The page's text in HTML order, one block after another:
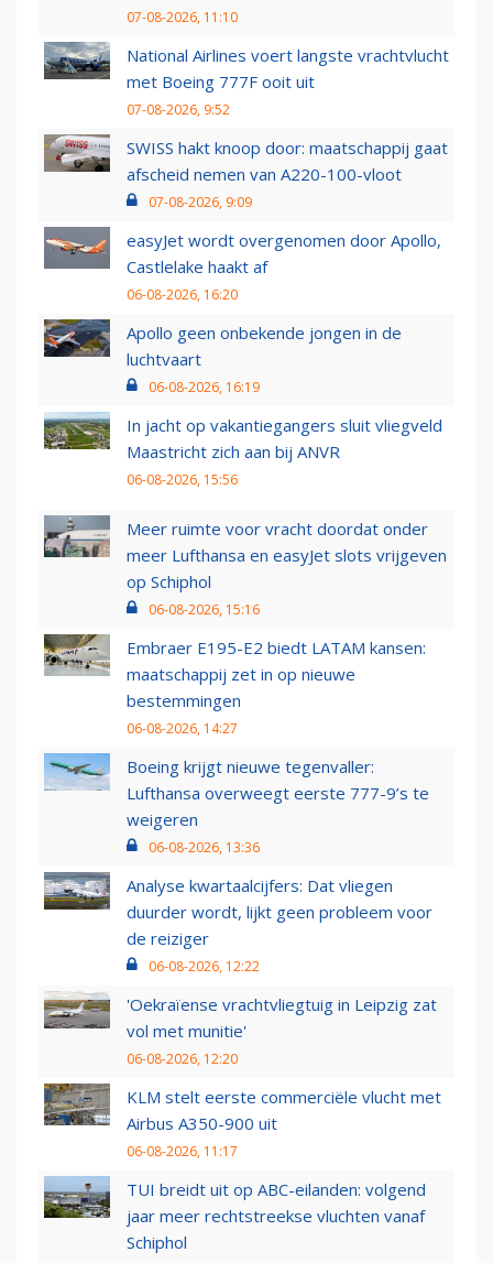
07-08-2026, 11:10
National Airlines voert langste vrachtvlucht
met Boeing 777F ooit uit
07-08-2026, 9:52
SWISS hakt knoop door: maatschappij gaat
afscheid nemen van A220-100-vloot
07-08-2026, 9:09
easyJet wordt overgenomen door Apollo,
Castlelake haakt af
06-08-2026, 16:20
Apollo geen onbekende jongen in de
luchtvaart
06-08-2026, 16:19
In jacht op vakantiegangers sluit vliegveld
Maastricht zich aan bij ANVR
06-08-2026, 15:56
Meer ruimte voor vracht doordat onder
meer Lufthansa en easyJet slots vrijgeven
op Schiphol
06-08-2026, 15:16
Embraer E195-E2 biedt LATAM kansen:
maatschappij zet in op nieuwe
bestemmingen
06-08-2026, 14:27
Boeing krijgt nieuwe tegenvaller:
Lufthansa overweegt eerste 777-9’s te
weigeren
06-08-2026, 13:36
Analyse kwartaalcijfers: Dat vliegen
duurder wordt, lijkt geen probleem voor
de reiziger
06-08-2026, 12:22
'Oekraïense vrachtvliegtuig in Leipzig zat
vol met munitie'
06-08-2026, 12:20
KLM stelt eerste commerciële vlucht met
Airbus A350-900 uit
06-08-2026, 11:17
TUI breidt uit op ABC-eilanden: volgend
jaar meer rechtstreekse vluchten vanaf
Schiphol